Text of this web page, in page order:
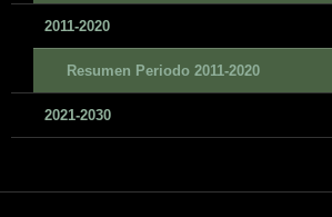
2011-2020
Resumen Periodo 2011-2020
2021-2030